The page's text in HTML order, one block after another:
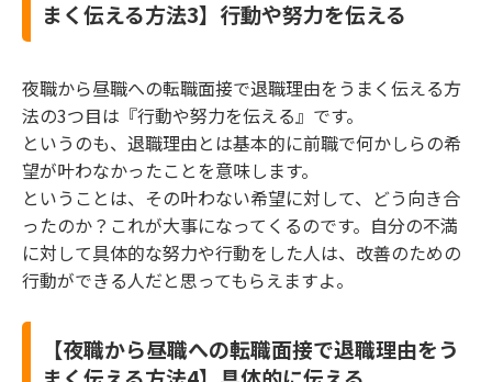
まく伝える方法3】行動や努力を伝える
夜職から昼職への転職面接で退職理由をうまく伝える方
法の3つ目は『行動や努力を伝える』です。
というのも、退職理由とは基本的に前職で何かしらの希
望が叶わなかったことを意味します。
ということは、その叶わない希望に対して、どう向き合
ったのか？これが大事になってくるのです。自分の不満
に対して具体的な努力や行動をした人は、改善のための
行動ができる人だと思ってもらえますよ。
【夜職から昼職への転職面接で退職理由をう